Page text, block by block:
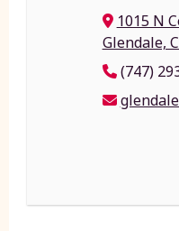
1015 N
Glendale,
(747)